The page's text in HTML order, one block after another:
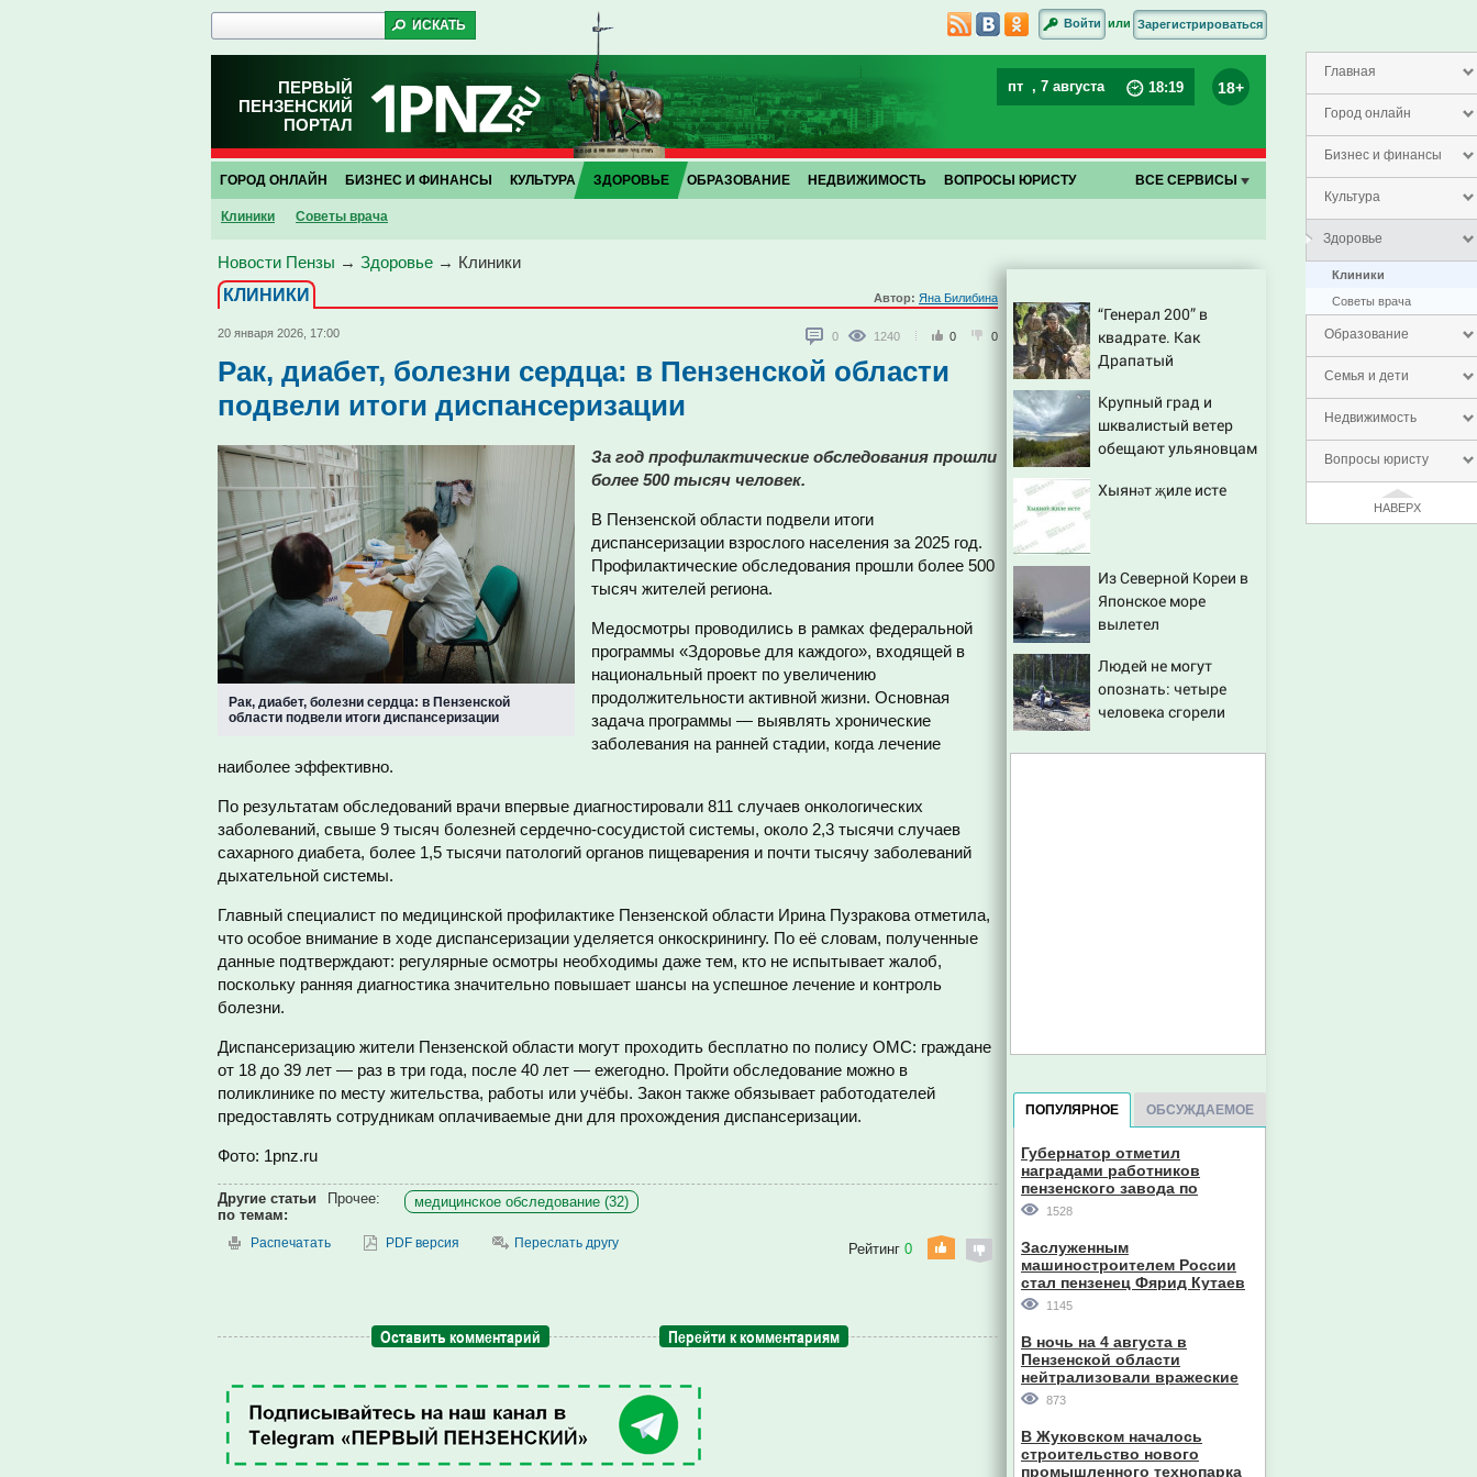
Главная
Город онлайн
Бизнес и финансы
Культура
Здоровье
Клиники
Советы врача
Образование
Семья и дети
Недвижимость
Вопросы юристу
НАВЕРХ
Войти или Зарегистрироваться
ПЕРВЫЙ
ПЕНЗЕНСКИЙ
ПОРТАЛ
пт , 7 августа 18:19 18+
ГОРОД ОНЛАЙН БИЗНЕС И ФИНАНСЫ КУЛЬТУРА ЗДОРОВЬЕ
Клиники Советы врача
ОБРАЗОВАНИЕ НЕДВИЖИМОСТЬ ВОПРОСЫ ЮРИСТУ ВСЕ СЕРВИСЫ
Новости Пензы → Здоровье → Клиники
КЛИНИКИ
Автор: Яна Билибина
20 января 2026, 17:00 0 1240 0 0
Рак, диабет, болезни сердца: в Пензенской области
подвели итоги диспансеризации
Рак, диабет, болезни сердца: в Пензенской
области подвели итоги диспансеризации
За год профилактические обследования прошли
более 500 тысяч человек.
В Пензенской области подвели итоги
диспансеризации взрослого населения за 2025 год.
Профилактические обследования прошли более 500
тысяч жителей региона.
Медосмотры проводились в рамках федеральной
программы «Здоровье для каждого», входящей в
национальный проект по увеличению
продолжительности активной жизни. Основная
задача программы — выявлять хронические
заболевания на ранней стадии, когда лечение
наиболее эффективно.
По результатам обследований врачи впервые диагностировали 811 случаев онкологических
заболеваний, свыше 9 тысяч болезней сердечно-сосудистой системы, около 2,3 тысячи случаев
сахарного диабета, более 1,5 тысячи патологий органов пищеварения и почти тысячу заболеваний
дыхательной системы.
Главный специалист по медицинской профилактике Пензенской области Ирина Пузракова отметила,
что особое внимание в ходе диспансеризации уделяется онкоскринингу. По её словам, полученные
данные подтверждают: регулярные осмотры необходимы даже тем, кто не испытывает жалоб,
поскольку ранняя диагностика значительно повышает шансы на успешное лечение и контроль
болезни.
Диспансеризацию жители Пензенской области могут проходить бесплатно по полису ОМС: граждане
от 18 до 39 лет — раз в три года, после 40 лет — ежегодно. Пройти обследование можно в
поликлинике по месту жительства, работы или учёбы. Закон также обязывает работодателей
предоставлять сотрудникам оплачиваемые дни для прохождения диспансеризации.
Фото: 1pnz.ru
Другие статьи
по темам:
Прочее: медицинское обследование (32)
Распечатать PDF версия Переслать другу Рейтинг 0
Оставить комментарий Перейти к комментариям
“Генерал 200” в
квадрате. Как
Драпатый
Крупный град и
шквалистый ветер
обещают ульяновцам
Хыянәт җиле исте
Из Северной Кореи в
Японское море
вылетел
Людей не могут
опознать: четыре
человека сгорели
ДТП на трассе
ПОПУЛЯРНОЕ ОБСУЖДАЕМОЕ
Губернатор отметил
наградами работников
пензенского завода по
производству станков
1528
Заслуженным
машиностроителем России
стал пензенец Фярид Кутаев
1145
В ночь на 4 августа в
Пензенской области
нейтрализовали вражеские
дроны
873
В Жуковском началось
строительство нового
промышленного технопарка